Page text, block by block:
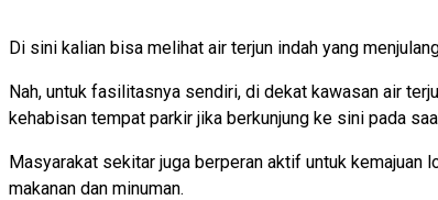
Di sini kalian bisa melihat air terjun indah yang
Nah, untuk fasilitasnya sendiri, di dekat kawasan air
kehabisan tempat parkir jika berkunjung ke sini pada
Masyarakat sekitar juga berperan aktif untuk kemajuan
makanan dan minuman.